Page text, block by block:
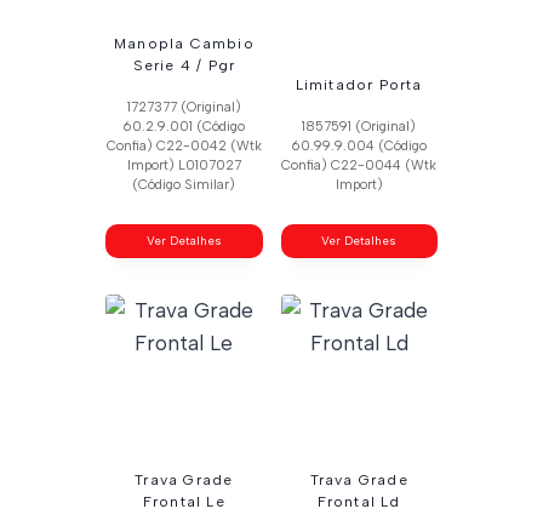
Manopla Cambio
Serie 4 / Pgr
1727377 (Original)
60.2.9.001 (Código
Confia) C22-0042 (Wtk
Import) L0107027
(Código Similar)
Ver Detalhes
Limitador Porta
1857591 (Original)
60.99.9.004 (Código
Confia) C22-0044 (Wtk
Import)
Ver Detalhes
Trava Grade
Frontal Le
Trava Grade
Frontal Ld